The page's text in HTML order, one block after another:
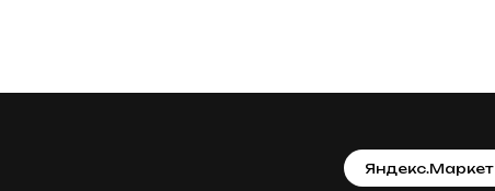
Яндекс.Маркет